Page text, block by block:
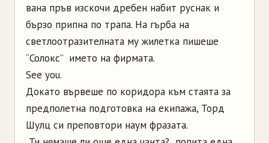
вана пръв изскочи дребен набит руснак и
бързо припна по трапа. На гърба на
светлоотразителната му жилетка пишеше
“Солокс” ­ името на фирмата.
See you.
Докато вървеше по коридора към стаята за
предполетна подготовка на екипажа, Торд
Шулц си преповтори наум фразата.